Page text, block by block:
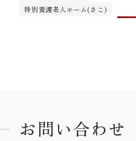
特別養護老人ホーム(さこ)
お問い合わせ